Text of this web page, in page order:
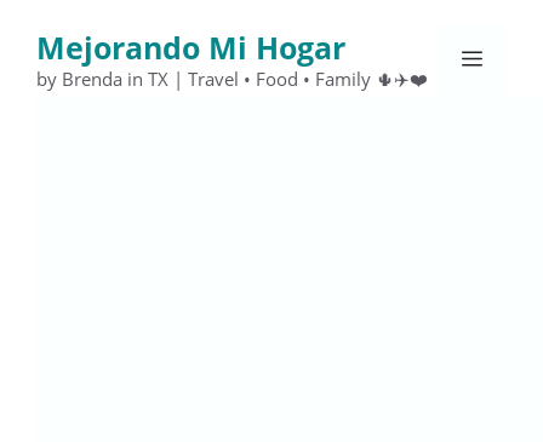
contenido
Mejorando Mi Hogar
by Brenda in TX | Travel • Food • Family 🌵✈️❤️
Menú